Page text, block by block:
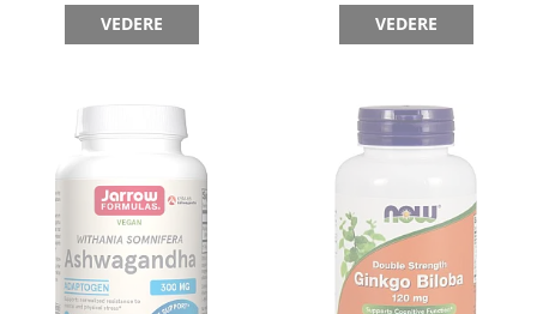
VEDERE VEDERE